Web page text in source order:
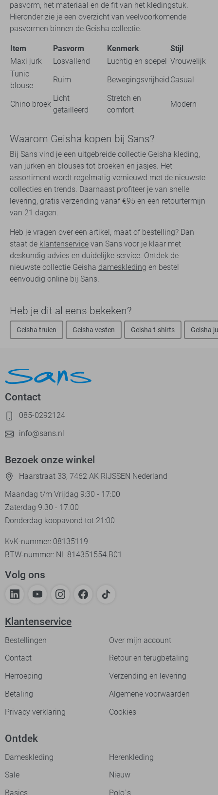
pasvorm, het materiaal en de fit van het kledingstuk.
Hieronder zie je een overzicht van veelvoorkomende
pasvormen binnen de Geisha collectie.
Item Pasvorm Kenmerk
Stijl
Maxi jurk
Losvallend Luchtig en soepel Vrouwelijk
Tunic
blouse
Ruim Bewegingsvrijheid Casual
Chino broek
Licht
getailleerd
Stretch en
comfort
Modern
Waarom Geisha kopen bij Sans?
Bij Sans vind je een uitgebreide collectie Geisha kleding,
van jurken en blouses tot broeken en jasjes. Het
assortiment wordt regelmatig vernieuwd met de nieuwste
collecties en trends. Daarnaast profiteer je van snelle
levering, gratis verzending vanaf €95 en een retourtermijn
van 21 dagen.
Heb je vragen over een artikel, maat of bestelling? Dan
staat de klantenservice van Sans voor je klaar met
deskundig advies en duidelijke service. Ontdek de
nieuwste collectie Geisha dameskleding en bestel
eenvoudig online bij Sans.
Heb je dit al eens bekeken?
Geisha truien Geisha vesten Geisha t-shirts Geisha
Contact
085-0292124
info@sans.nl
Bezoek onze winkel
Haarstraat 33, 7462 AK RIJSSEN Nederland
Maandag t/m Vrijdag 9:30 - 17:00
Zaterdag 9.30 - 17.00
Donderdag koopavond tot 21:00
KvK-nummer: 08135119
BTW-nummer: NL 814351554.B01
Volg ons
Klantenservice
Bestellingen
Over mijn account
Contact
Retour en terugbetaling
Herroeping
Verzending en levering
Betaling
Algemene voorwaarden
Privacy verklaring
Cookies
Ontdek
Dameskleding
Herenkleding
Sale
Nieuw
Basics
Polo`s